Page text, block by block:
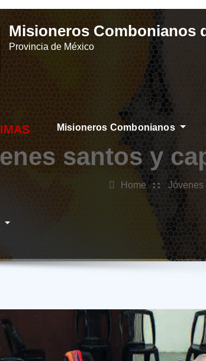
Misioneros Combonianos
Provincia de México
Misioneros Combonianos
santos y
Home Jóvenes